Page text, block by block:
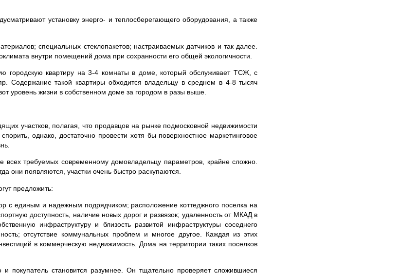
установку энерго- и теплосберегающего оборудования, а также
специальных стеклопакетов; настраиваемых датчиков и так далее.
внутри помещений дома при сохранности его общей экологичности.
городскую квартиру на 3-4 комнаты в доме, который обслуживает ТСЖ, с
Содержание такой квартиры обходится владельцу в среднем в 4-8 тысяч
уровень жизни в собственном доме за городом в разы выше.
участков, полагая, что продавцов на рынке подмосковной недвижимости
однако, достаточно провести хотя бы поверхностное маркетинговое
всех требуемых современному домовладельцу параметров, крайне сложно.
они появляются, участки очень быстро раскупаются.
предложить:
с единым и надежным подрядчиком; расположение коттеджного поселка на
доступность, наличие новых дорог и развязок; удаленность от МКАД в
инфраструктуру и близость развитой инфраструктуры соседнего
отсутствие коммунальных проблем и многое другое. Каждая из этих
в коммерческую недвижимость. Дома на территории таких поселков
становится разумнее. Он тщательно проверяет сложившиеся